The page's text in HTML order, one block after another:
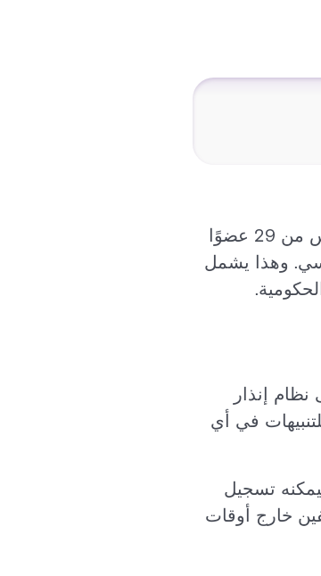
مجلس بلدية Odense هو الهيئة الإدارية الرسمية لثالث أكبر مدينة في الدنمارك. يتألف المجلس من 29 عضوًا
وهذا يشمل
إنذار
في أي
تسجيل
خارج أوقات